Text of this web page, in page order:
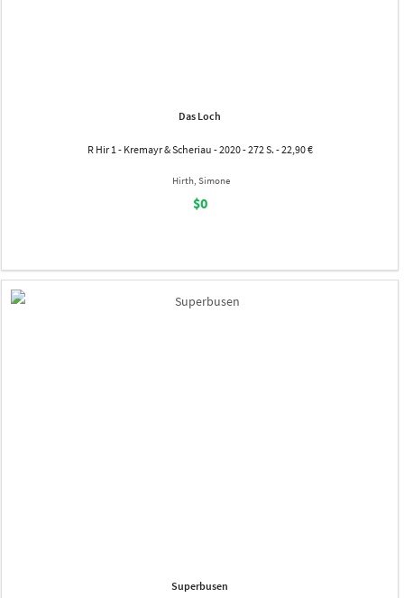
Das Loch
R Hir 1 - Kremayr & Scheriau - 2020 - 272 S. - 22,90 €
Hirth, Simone
$0
Superbusen